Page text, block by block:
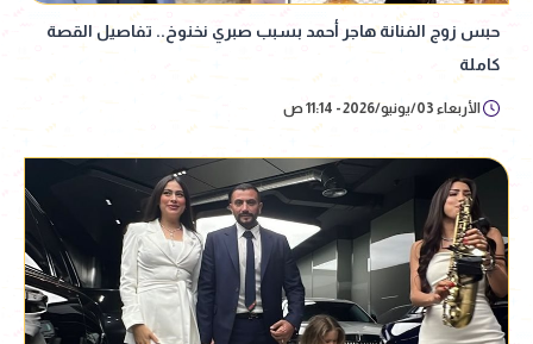
حبس زوج الفنانة هاجر أحمد بسبب صبري نخنوخ.. تفاصيل القصة
كاملة
الأربعاء 03/يونيو/2026 - 11:14 ص